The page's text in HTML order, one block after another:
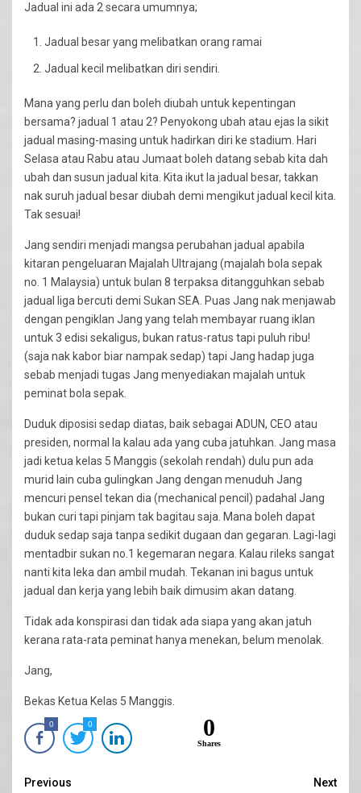
Jadual ini ada 2 secara umumnya;
Jadual besar yang melibatkan orang ramai
Jadual kecil melibatkan diri sendiri.
Mana yang perlu dan boleh diubah untuk kepentingan
bersama? jadual 1 atau 2? Penyokong ubah atau ejas la sikit
jadual masing-masing untuk hadirkan diri ke stadium. Hari
Selasa atau Rabu atau Jumaat boleh datang sebab kita dah
ubah dan susun jadual kita. Kita ikut la jadual besar, takkan
nak suruh jadual besar diubah demi mengikut jadual kecil kita.
Tak sesuai!
Jang sendiri menjadi mangsa perubahan jadual apabila
kitaran pengeluaran Majalah Ultrajang (majalah bola sepak
no. 1 Malaysia) untuk bulan 8 terpaksa ditangguhkan sebab
jadual liga bercuti demi Sukan SEA. Puas Jang nak menjawab
dengan pengiklan Jang yang telah membayar ruang iklan
untuk 3 edisi sekaligus, bukan ratus-ratus tapi puluh ribu!
(saja nak kabor biar nampak sedap) tapi Jang hadap juga
sebab menjadi tugas Jang menyediakan majalah untuk
peminat bola sepak.
Duduk diposisi sedap diatas, baik sebagai ADUN, CEO atau
presiden, normal la kalau ada yang cuba jatuhkan. Jang masa
jadi ketua kelas 5 Manggis (sekolah rendah) dulu pun ada
murid lain cuba gulingkan Jang dengan menuduh Jang
mencuri pensel tekan dia (mechanical pencil) padahal Jang
bukan curi tapi pinjam tak bagitau saja. Mana boleh dapat
duduk sedap saja tanpa sedikit dugaan dan gegaran. Lagi-lagi
mentadbir sukan no.1 kegemaran negara. Kalau rileks sangat
nanti kita leka dan ambil mudah. Tekanan ini bagus untuk
jadual dan kerja yang lebih baik dimusim akan datang.
Tidak ada konspirasi dan tidak ada siapa yang akan jatuh
kerana rata-rata peminat hanya menekan, belum menolak.
Jang,
Bekas Ketua Kelas 5 Manggis.
0 0 0
Shares
Continue
Previous Next